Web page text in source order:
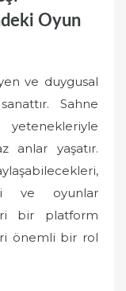
Oyun
ve duygusal
Sahne
anlar yaşatır.
ve oyunlar
bir platform
önemli bir rol